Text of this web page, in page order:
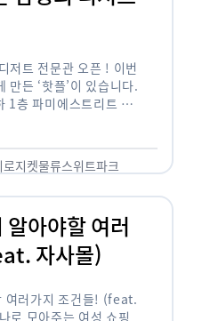
저트 전문관 오픈 ! 이번
만든 ‘핫플’이 있습니다.
1층 파미에스트리트 분
로지켓물류스위트파크
아야할 여러
자사몰)
여러가지 조건들! (feat.
로 모아주는 여성 쇼핑